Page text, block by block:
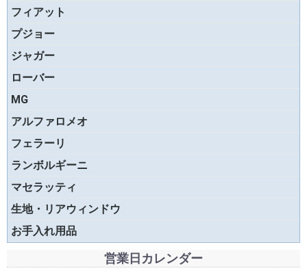
フィアット
プジョー
ジャガー
ローバー
MG
アルファロメオ
フェラーリ
ランボルギーニ
マセラッティ
生地・リアウィンドウ
お手入れ用品
営業日カレンダー